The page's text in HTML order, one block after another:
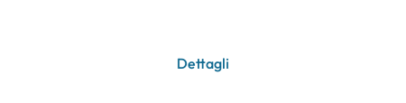
Dettagli